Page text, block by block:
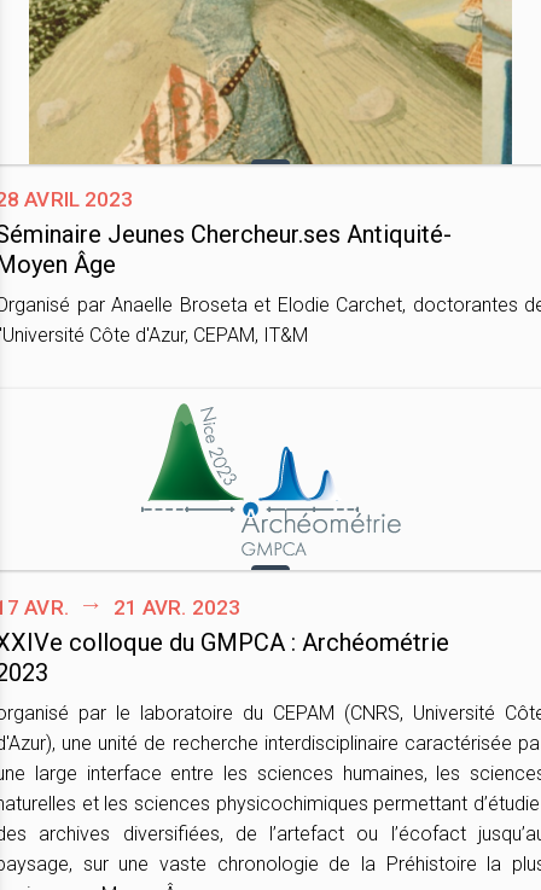
avril 2023
Jeunes Chercheur.ses Antiquité-
Âge
par Anaelle Broseta et Elodie Carchet, doctorantes
Côte d'Azur, CEPAM, IT&M
avr. 21 avr. 2023
colloque du GMPCA : Archéométrie
par le laboratoire du CEPAM (CNRS, Université
une unité de recherche interdisciplinaire caractérisée
large interface entre les sciences humaines, les
et les sciences physicochimiques permettant
archives diversifiées, de l’artefact ou l’écofact
sur une vaste chronologie de la Préhistoire la